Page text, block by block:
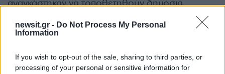
newsit.gr - Do Not Process My Personal
Information
If you wish to opt-out of the sale, sharing to third parties, or
processing of your personal or sensitive information for
αναγκάστηκαν να τοποθετηθούν δημόσια.
Ο υπουργός Δικαιοσύνης, Ζεράλ Νταρμανέν ,
πρόεδρος Εμανουέλ Μακρόνχαρακτήρισε